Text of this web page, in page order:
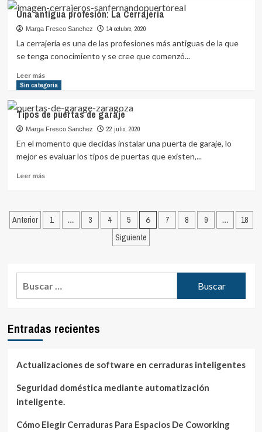
No
descartes
todo
lo
sabes
cuándo
ayudarte
Una antigua profesión: La Cerrajería
Marga Fresco Sanchez 14 octubre, 2020
La cerrajería es una de las profesiones más antiguas de la que
se tenga conocimiento y se cree que comenzó...
Leer másLeer
más
Una
antigua
profesión:
La
Cerrajería
Sin categoría
Tipos de puertas de garaje
Marga Fresco Sanchez 22 julio, 2020
En el momento que decidas instalar una puerta de garaje, lo
mejor es evaluar los tipos de puertas que existen,...
Leer másLeer
de
puertas
Paginación
Anterior 1 … 3 4 5 6 7 8 9 …
18
Siguiente
Entradas recientes
Actualizaciones de software en cerraduras inteligentes
Seguridad doméstica mediante automatización
inteligente.
Cómo Elegir Cerraduras Para Espacios De Coworking